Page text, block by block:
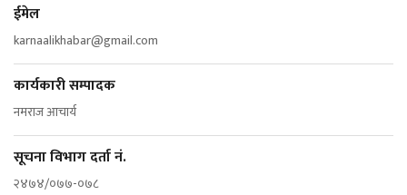
ईमेल
karnaalikhabar@gmail.com
कार्यकारी सम्पादक
नमराज आचार्य
सूचना विभाग दर्ता नं.
२४७४/०७७-०७८